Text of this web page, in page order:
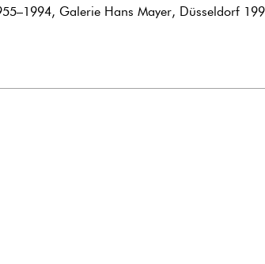
Galerie Hans Mayer, Düsseldorf